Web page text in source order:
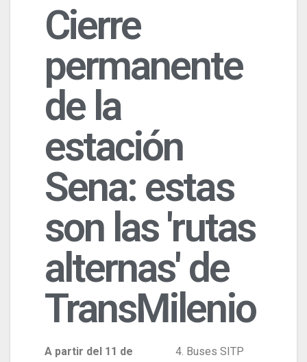
Cierre
permanente
de la
estación
Sena: estas
son las 'rutas
alternas' de
TransMilenio
A partir del 11 de
Buses SITP